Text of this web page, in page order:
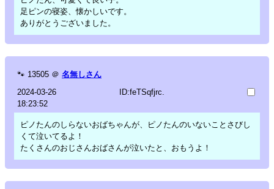
足ピンの寝姿、懐かしいです。
ありがとうございました。
🐾 13505 ＠ 名無しさん
2024-03-26
18:23:52
ID:feTSqfjrc.
ピノたんのしらないおばちゃんが、ピノたんのいないことさびし
くて泣いてるよ！
たくさんのおじさんおばさんが泣いたと、おもうよ！